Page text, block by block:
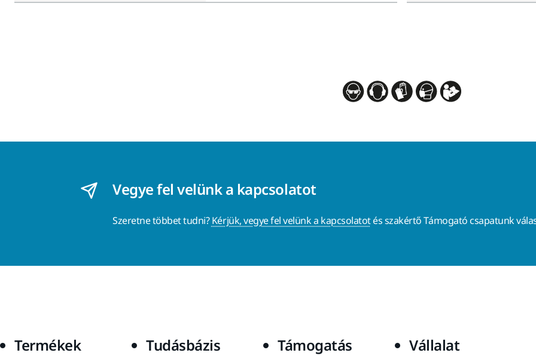
Vegye fel velünk a kapcsolatot
Szeretne többet tudni?Kérjük, vegye fel velünk a kapcsolatotés szakértő Támogató csapatunk
Termékek Tudásbázis Támogatás Vállalat